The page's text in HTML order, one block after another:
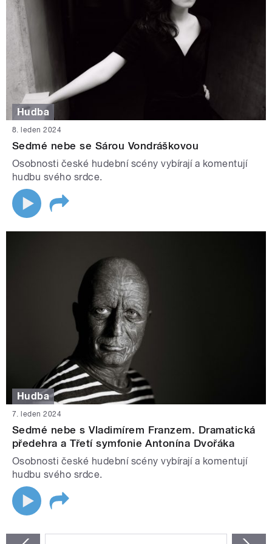
Hudba
8. leden 2024
Sedmé nebe se Sárou Vondráškovou
Osobnosti české hudební scény vybírají a komentují
hudbu svého srdce.
Hudba
7. leden 2024
Sedmé nebe s Vladimírem Franzem. Dramatická
předehra a Třetí symfonie Antonína Dvořáka
Osobnosti české hudební scény vybírají a komentují
hudbu svého srdce.